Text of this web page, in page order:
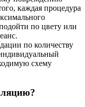
каждая процедура
по цвету или
по количеству
схему